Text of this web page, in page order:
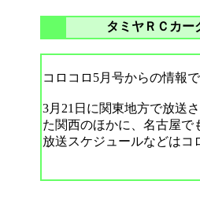
タミヤＲＣカー
コロコロ5月号からの情報
3月21日に関東地方で放送
た関西のほかに、名古屋で
放送スケジュールなどはコ